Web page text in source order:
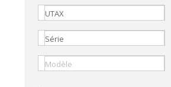
UTAX
Série
Modèle